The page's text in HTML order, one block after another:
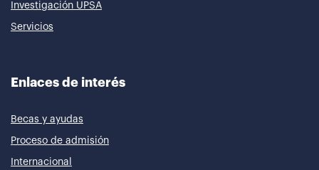
Investigación UPSA
Servicios
Enlaces de interés
Becas y ayudas
Proceso de admisión
Internacional